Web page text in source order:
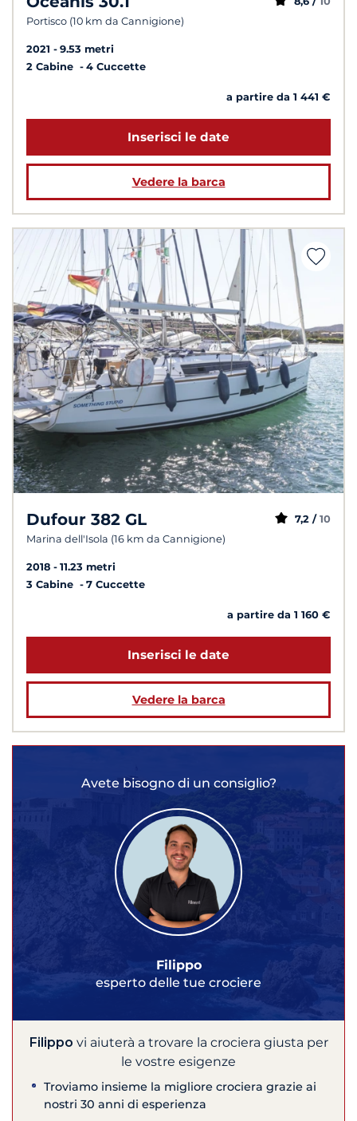
Portisco (10 km da Cannigione)
2021
9.53 metri
2 Cabine
4 Cuccette
a partire da 1 441 €
Inserisci le date
Vedere la barca
Dufour 382 GL
Marina dell'Isola (16 km da Cannigione)
7,2 / 10
2018
11.23 metri
3 Cabine
7 Cuccette
a partire da 1 160 €
Inserisci le date
Vedere la barca
Avete bisogno di un consiglio?
Filippo
esperto delle tue crociere
Filippo vi aiuterà a trovare la crociera giusta per
le vostre esigenze
Troviamo insieme la migliore crociera grazie ai
nostri 30 anni di esperienza